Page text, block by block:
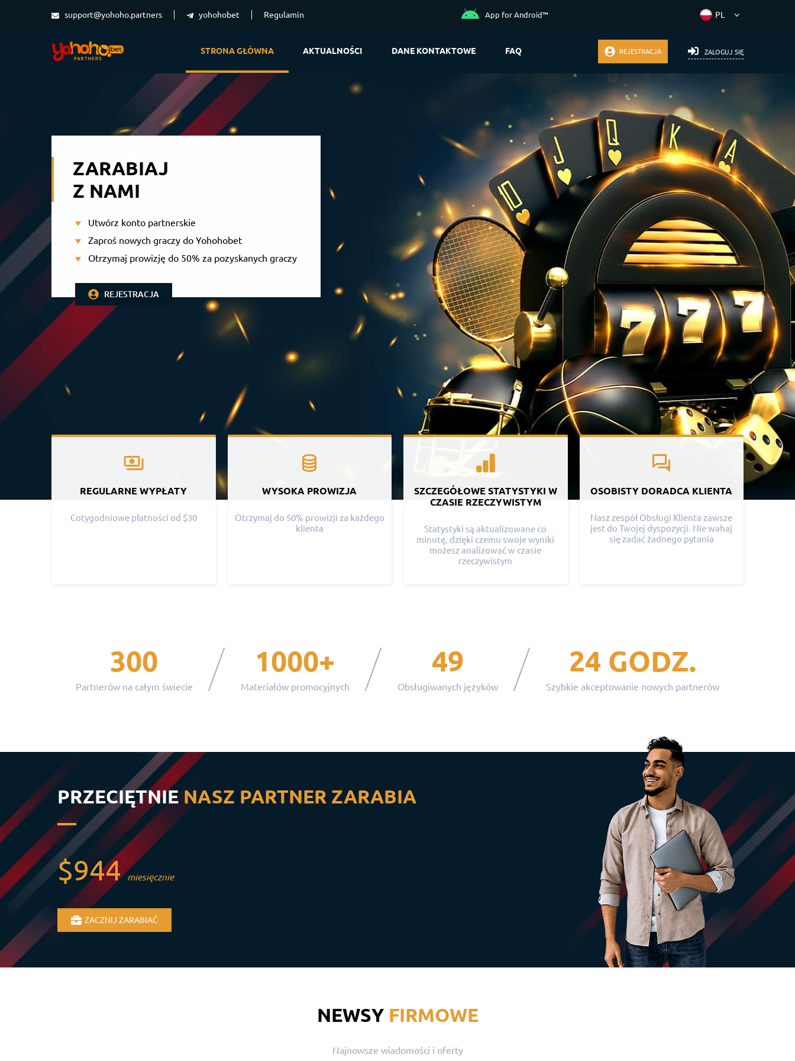
support@yohoho.partners yohohobet Regulamin App for Android™
STRONA GŁÓWNA AKTUALNOŚCI DANE KONTAKTOWE FAQ REJESTRACJA ZALOGUJ SIĘ
ZARABIAJ
Z NAMI
Utwórz konto partnerskie
Zaproś nowych graczy do Yohohobet
Otrzymaj prowizję do 50% za pozyskanych graczy
REJESTRACJA
REGULARNE WYPŁATY
Cotygodniowe płatności od $30
WYSOKA PROWIZJA
Otrzymaj do 50% prowizji za każdego
klienta
SZCZEGÓŁOWE STATYSTYKI W
CZASIE RZECZYWISTYM
Statystyki są aktualizowane co
minutę, dzięki czemu swoje wyniki
możesz analizować w czasie
rzeczywistym
OSOBISTY DORADCA KLIENTA
Nasz zespół Obsługi Klienta zawsze
jest do Twojej dyspozycji. Nie wahaj
się zadać żadnego pytania
300
Partnerów na całym świecie
1000+
Materiałów promocyjnych
49
Obsługiwanych języków
24 GODZ.
Szybkie akceptowanie nowych partnerów
PRZECIĘTNIENASZ PARTNER ZARABIA
$944 miesięcznie
ZACZNIJ ZARABIAĆ
NEWSYFIRMOWE
Najnowsze wiadomości i oferty